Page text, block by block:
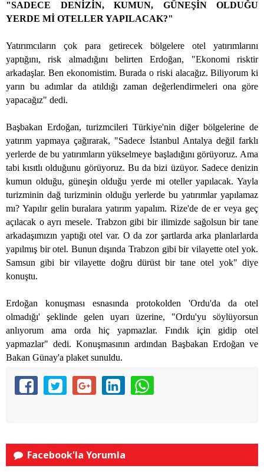
"SADECE DENİZİN, KUMUN, GÜNEŞİN OLDUĞU
YERDE Mİ OTELLER YAPILACAK?"
Yatırımcıların çok para getirecek bölgelere otel yatırımlarını
yaptığını, risk almadığını belirten Erdoğan, "Ekonomi risktir
arkadaşlar. Ben ekonomistim. Burada o riski alacağız. Biliyorum ki
yarın bu adımlar da atıldığı zaman değerlendirmeleri ona göre
yapacağız" dedi.
Başbakan Erdoğan, turizmcileri Türkiye'nin diğer bölgelerine de
yatırım yapmaya çağırarak, "Sadece İstanbul Antalya değil farklı
yerlerde de bu yatırımların yükselmeye başladığını görüyoruz. Ama
tabi kısıtlı olduğunu görüyoruz. Bu da bizi üzüyor. Sadece denizin
kumun olduğu, güneşin olduğu yerde mi oteller yapılacak. Yayla
turizminin dağ turizminin olduğu yerlerde bu yatırımlar yapılamaz
mı? Yapılır gelin buralara yatırım yapalım. Rize'de de er veya geç
açılacak o ayrı mesele. Trabzon gibi bir ilimizde sağolsun bir tane
arkadaşımızın yaptığı otel var. O da zor şartlarda arka planlarlarda
yapılmış bir otel. Bunun dışında Trabzon gibi bir vilayette otel yok.
Samsun gibi bir vilayette doğru dürüst bir tane otel yok" diye
konuştu.
Erdoğan konuşması esnasında protokolden 'Ordu'da da otel
olmadığı' şeklinde gelen uyarı üzerine, "Ordu'yu söylüyorsun
anlıyorum ama orda hiç yapmazlar. Fındık için gidip otel
yapmazlar" dedi. Konuşmasının ardından Başbakan Erdoğan ve
Bakan Günay'a plaket sunuldu.
Facebook'la Yorumla